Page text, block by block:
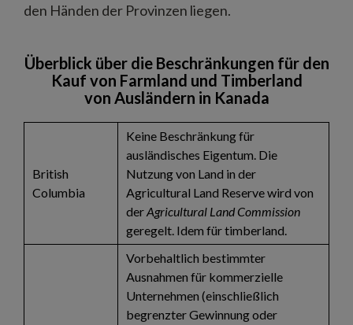
den Händen der Provinzen liegen.
Überblick über die Beschränkungen für den
Kauf von Farmland und Timberland
von Ausländern in Kanada
British
Columbia
Keine Beschränkung für
ausländisches Eigentum. Die
Nutzung von Land in der
Agricultural Land Reserve wird von
derAgricultural Land Commission
geregelt. Idem für timberland.
Vorbehaltlich bestimmter
Ausnahmen für kommerzielle
Unternehmen (einschließlich
begrenzter Gewinnung oder